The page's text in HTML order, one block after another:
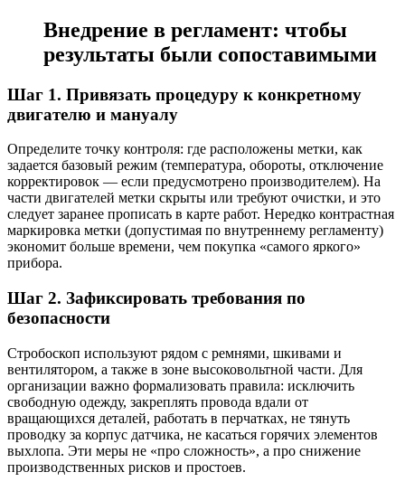
Внедрение в регламент: чтобы
результаты были сопоставимыми
Шаг 1. Привязать процедуру к конкретному
двигателю и мануалу
Определите точку контроля: где расположены метки, как
задается базовый режим (температура, обороты, отключение
корректировок — если предусмотрено производителем). На
части двигателей метки скрыты или требуют очистки, и это
следует заранее прописать в карте работ. Нередко контрастная
маркировка метки (допустимая по внутреннему регламенту)
экономит больше времени, чем покупка «самого яркого»
прибора.
Шаг 2. Зафиксировать требования по
безопасности
Стробоскоп используют рядом с ремнями, шкивами и
вентилятором, а также в зоне высоковольтной части. Для
организации важно формализовать правила: исключить
свободную одежду, закреплять провода вдали от
вращающихся деталей, работать в перчатках, не тянуть
проводку за корпус датчика, не касаться горячих элементов
выхлопа. Эти меры не «про сложность», а про снижение
производственных рисков и простоев.